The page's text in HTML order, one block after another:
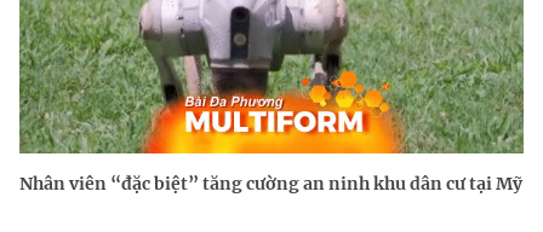
Nhân viên “đặc biệt” tăng cường an ninh khu dân cư tại Mỹ